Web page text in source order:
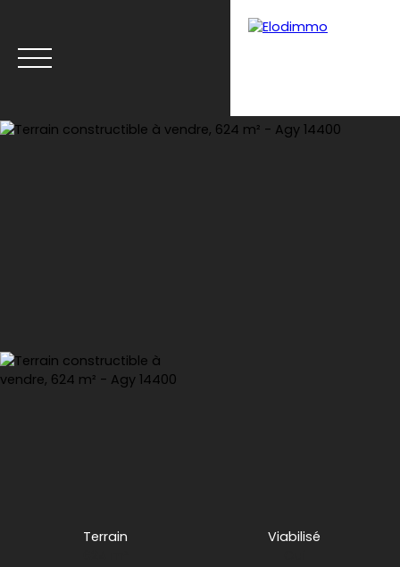
Terrain
Viabilisé